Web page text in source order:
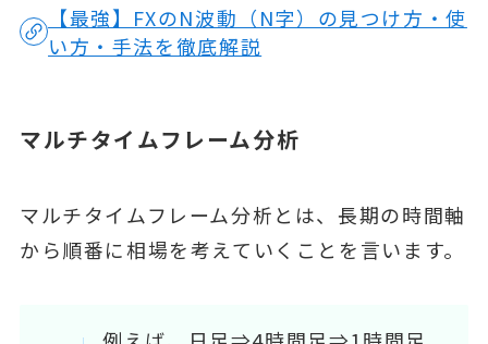
【最強】FXのN波動（N字）の見つけ方・使
い方・手法を徹底解説
マルチタイムフレーム分析
マルチタイムフレーム分析とは、長期の時間軸
から順番に相場を考えていくことを言います。